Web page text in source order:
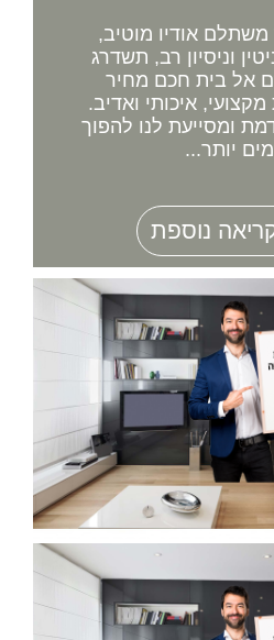
אודיו מוטיב,
וניסיון רב, תשדרג
אל בית חכם מחיר
איכותי ואדיב.
ומסייעת לנו להפוך
יותר...
נוספת